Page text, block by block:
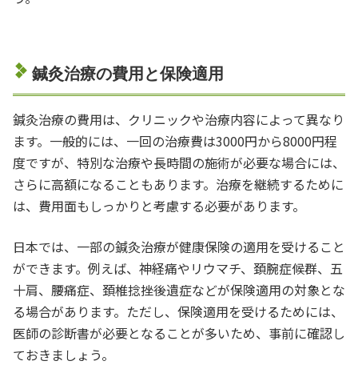
鍼灸治療の費用と保険適用
鍼灸治療の費用は、クリニックや治療内容によって異なり
ます。一般的には、一回の治療費は3000円から8000円程
度ですが、特別な治療や長時間の施術が必要な場合には、
さらに高額になることもあります。治療を継続するために
は、費用面もしっかりと考慮する必要があります。
日本では、一部の鍼灸治療が健康保険の適用を受けること
ができます。例えば、神経痛やリウマチ、頚腕症候群、五
十肩、腰痛症、頚椎捻挫後遺症などが保険適用の対象とな
る場合があります。ただし、保険適用を受けるためには、
医師の診断書が必要となることが多いため、事前に確認し
ておきましょう。